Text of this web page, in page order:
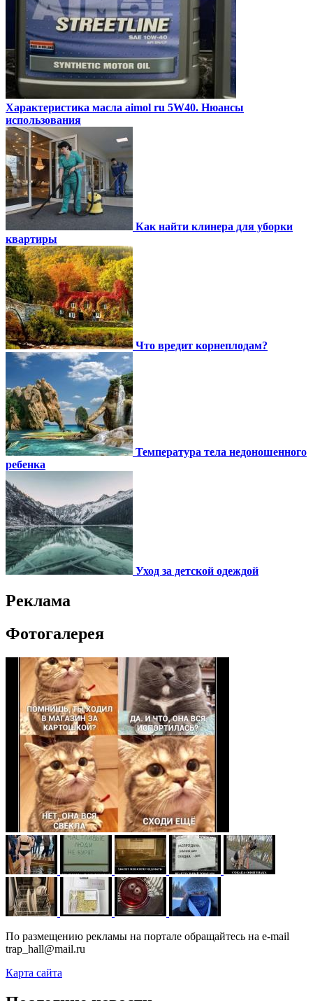
Характеристика масла aimol ru 5W40. Нюансы
использования
Как найти клинера для уборки
квартиры
Что вредит корнеплодам?
Температура тела недоношенного
ребенка
Уход за детской одеждой
Реклама
Фотогалерея
По размещению рекламы на портале обращайтесь на e-mail
trap_hall@mail.ru
Карта сайта